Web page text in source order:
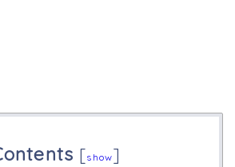
[show]